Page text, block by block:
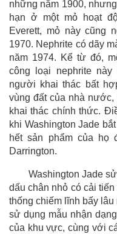
những năm 1900,
hạn ở một mỏ hoạt
Everett, mỏ này cũng
1970. Nephrite có dãy
năm 1974. Kể từ đó,
công loại nephrite
người khai thác bất
vùng đất của nhà
khai thác chính thức.
khi Washington Jade
hết sản phẩm của họ
Darrington.
Washington Jade
dấu chân nhỏ có cải
thống chiếm lĩnh bấy
sử dụng mẫu nhận
của khu vực, cùng với